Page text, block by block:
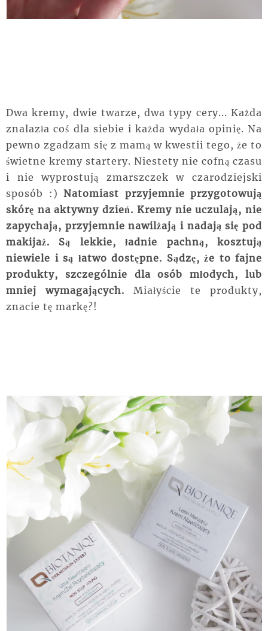
Dwa kremy, dwie twarze, dwa typy cery... Każda
znalazła coś dla siebie i każda wydała opinię. Na
pewno zgadzam się z mamą w kwestii tego, że to
świetne kremy startery. Niestety nie cofną czasu
i nie wyprostują zmarszczek w czarodziejski
sposób :) Natomiast przyjemnie przygotowują
skórę na aktywny dzień. Kremy nie uczulają, nie
zapychają, przyjemnie nawilżają i nadają się pod
makijaż. Są lekkie, ładnie pachną, kosztują
niewiele i są łatwo dostępne. Sądzę, że to fajne
produkty, szczególnie dla osób młodych, lub
mniej wymagających. Miałyście te produkty,
znacie tę markę?!